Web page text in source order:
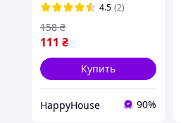
4.5 (2)
111 ₴
158 ₴
Купить
HappyHouse 90%